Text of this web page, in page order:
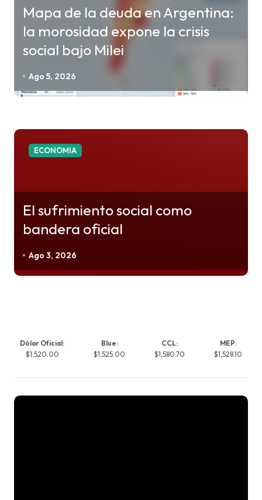
Mapa de la deuda en Argentina:
la morosidad expone la crisis
social bajo Milei
Ago 5, 2026
ECONOMIA
El sufrimiento social como
bandera oficial
Ago 3, 2026
Dólar Oficial:
$1,520.00
Blue:
$1,525.00
CCL:
$1,580.70
MEP:
$1,528.10